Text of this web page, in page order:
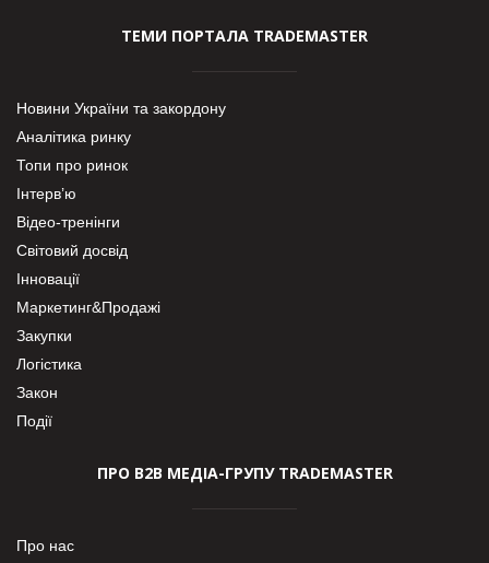
ТЕМИ ПОРТАЛА TRADEMASTER
Новини України та закордону
Аналітика ринку
Топи про ринок
Інтерв’ю
Відео-тренінги
Світовий досвід
Інновації
Маркетинг&Продажі
Закупки
Логістика
Закон
Події
ПРО В2В МЕДІА-ГРУПУ TRADEMASTER
Про нас